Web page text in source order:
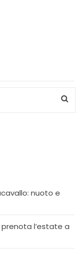
nuoto e
l’estate a